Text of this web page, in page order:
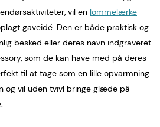
vil en lommelærke
gaveidé. Den er både praktisk og
besked eller deres navn indgraveret
som de kan have med på deres
til at tage som en lille opvarmning
og vil uden tvivl bringe glæde på